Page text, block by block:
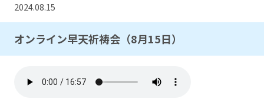
2024.08.15
オンライン早天祈祷会（8月15日）